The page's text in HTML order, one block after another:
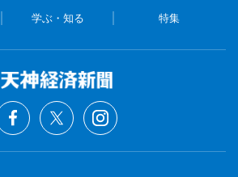
学ぶ・知る 特集